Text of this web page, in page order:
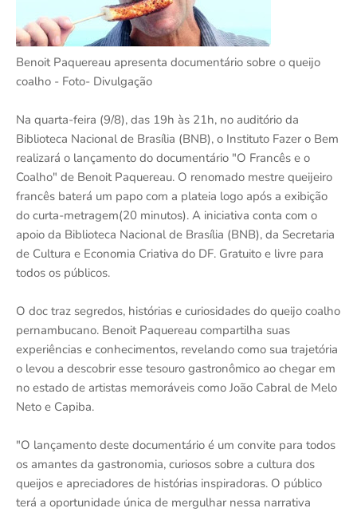
Benoit Paquereau apresenta documentário sobre o queijo
coalho - Foto- Divulgação
Na quarta-feira (9/8), das 19h às 21h, no auditório da
Biblioteca Nacional de Brasília (BNB), o Instituto Fazer o Bem
realizará o lançamento do documentário "O Francês e o
Coalho" de Benoit Paquereau. O renomado mestre queijeiro
francês baterá um papo com a plateia logo após a exibição
do curta-metragem(20 minutos). A iniciativa conta com o
apoio da Biblioteca Nacional de Brasília (BNB), da Secretaria
de Cultura e Economia Criativa do DF. Gratuito e livre para
todos os públicos.
O doc traz segredos, histórias e curiosidades do queijo coalho
pernambucano. Benoit Paquereau compartilha suas
experiências e conhecimentos, revelando como sua trajetória
o levou a descobrir esse tesouro gastronômico ao chegar em
no estado de artistas memoráveis como João Cabral de Melo
Neto e Capiba.
"O lançamento deste documentário é um convite para todos
os amantes da gastronomia, curiosos sobre a cultura dos
queijos e apreciadores de histórias inspiradoras. O público
terá a oportunidade única de mergulhar nessa narrativa